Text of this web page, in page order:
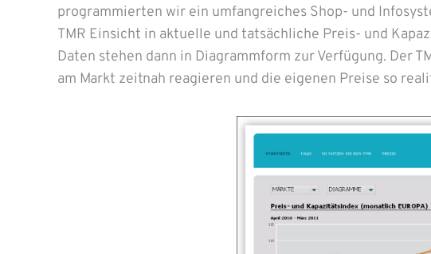
programmierten wir ein umfangreiches Shop- und
TMR Einsicht in aktuelle und tatsächliche Preis- und
Daten stehen dann in Diagrammform zur Verfügung. Der
am Markt zeitnah reagieren und die eigenen Preise so